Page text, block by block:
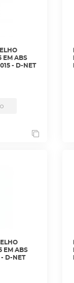
EM ABS
- D-NET
EM ABS
D-NET